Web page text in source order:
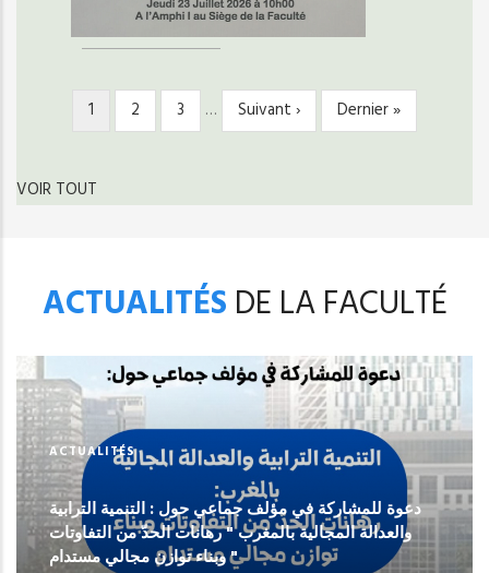
PAGINATION
Page
courante
1 Page
2 Page
3 …
Page
suivante
Suivant ›
Dernière
page
Dernier »
VOIR TOUT
ACTUALITÉS DE LA FACULTÉ
ACTUALITÉS
دعوة للمشاركة في مؤلف جماعي حول : التنمية الترابية
والعدالة المجالية بالمغرب " رهانات الحدّ من التفاوتات
وبناء توازن مجالي مستدام "